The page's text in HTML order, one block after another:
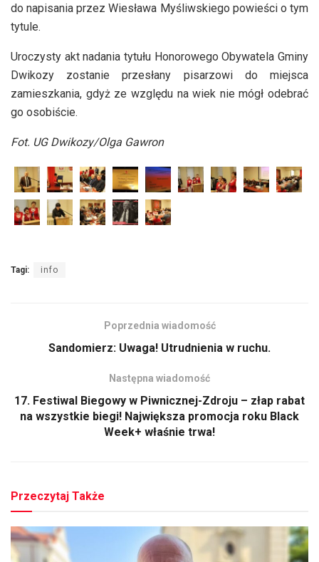
do napisania przez Wiesława Myśliwskiego powieści o tym
tytule.
Uroczysty akt nadania tytułu Honorowego Obywatela Gminy
Dwikozy zostanie przesłany pisarzowi do miejsca
zamieszkania, gdyż ze względu na wiek nie mógł odebrać
go osobiście.
Fot. UG Dwikozy/Olga Gawron
Tagi: info
Poprzednia wiadomość
Sandomierz: Uwaga! Utrudnienia w ruchu.
Następna wiadomość
17. Festiwal Biegowy w Piwnicznej-Zdroju – złap rabat
na wszystkie biegi! Największa promocja roku Black
Week+ właśnie trwa!
Przeczytaj Także